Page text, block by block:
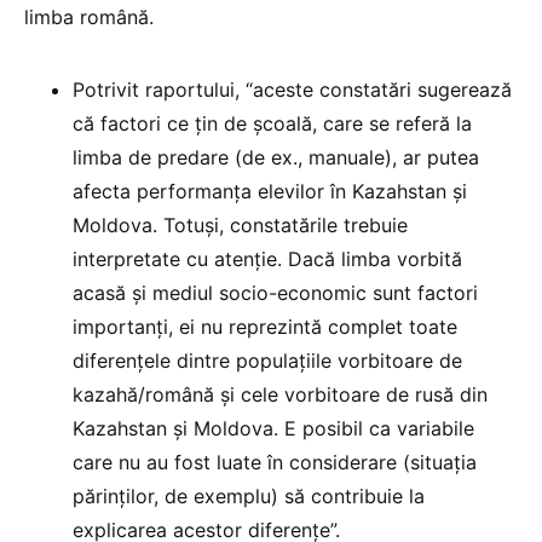
limba română.
Potrivit raportului, “aceste constatări sugerează
că factori ce țin de școală, care se referă la
limba de predare (de ex., manuale), ar putea
afecta performanța elevilor în Kazahstan și
Moldova. Totuși, constatările trebuie
interpretate cu atenție. Dacă limba vorbită
acasă și mediul socio-economic sunt factori
importanți, ei nu reprezintă complet toate
diferențele dintre populațiile vorbitoare de
kazahă/română și cele vorbitoare de rusă din
Kazahstan și Moldova. E posibil ca variabile
care nu au fost luate în considerare (situația
părinților, de exemplu) să contribuie la
explicarea acestor diferențe”.